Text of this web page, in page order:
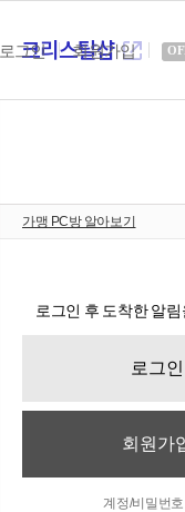
크리스탈샵새
로그인 회원가입
가맹 PC방 알아보기
로그인 후 도착한 알
로그인
회원가
계정/비밀번호